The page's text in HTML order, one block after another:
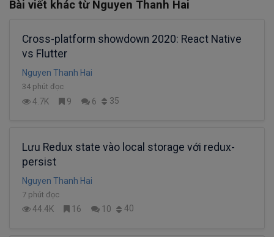
Bài viết khác từ Nguyen Thanh Hai
Cross-platform showdown 2020: React Native
vs Flutter
Nguyen Thanh Hai
34 phút đọc
4.7K 9 6 35
Lưu Redux state vào local storage với redux-
persist
Nguyen Thanh Hai
7 phút đọc
44.4K 16 10 40